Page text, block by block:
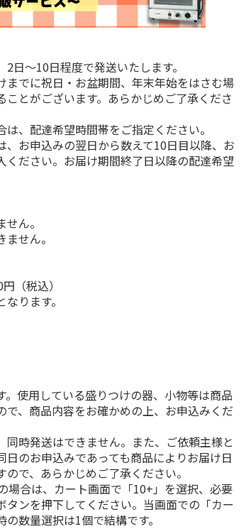
ドジャース 大谷翔
9,900円
(送料・税込)
日～10日程度で発送いたします。
でに祝日・お盆期間、年末年始をはさむ場
ことがございます。あらかじめご了承くださ
、配達希望時間帯をご指定ください。
お申込みの翌日から数えて10日目以降、お
ください。お届け期間終了日以降の配達希望
ん。
せん。
（税込）
ります。
使用している盛りつけの器、小物等は商品
で、商品内容をお確かめの上、お申込みくだ
時発送はできません。また、ご依頼主様と
日のお申込みであっても商品によりお届け日
で、あらかじめご了承ください。
場合は、カート画面で「10+」を選択、必要
タンを押下してください。当画面での「カー
数量選択は1個で結構です。